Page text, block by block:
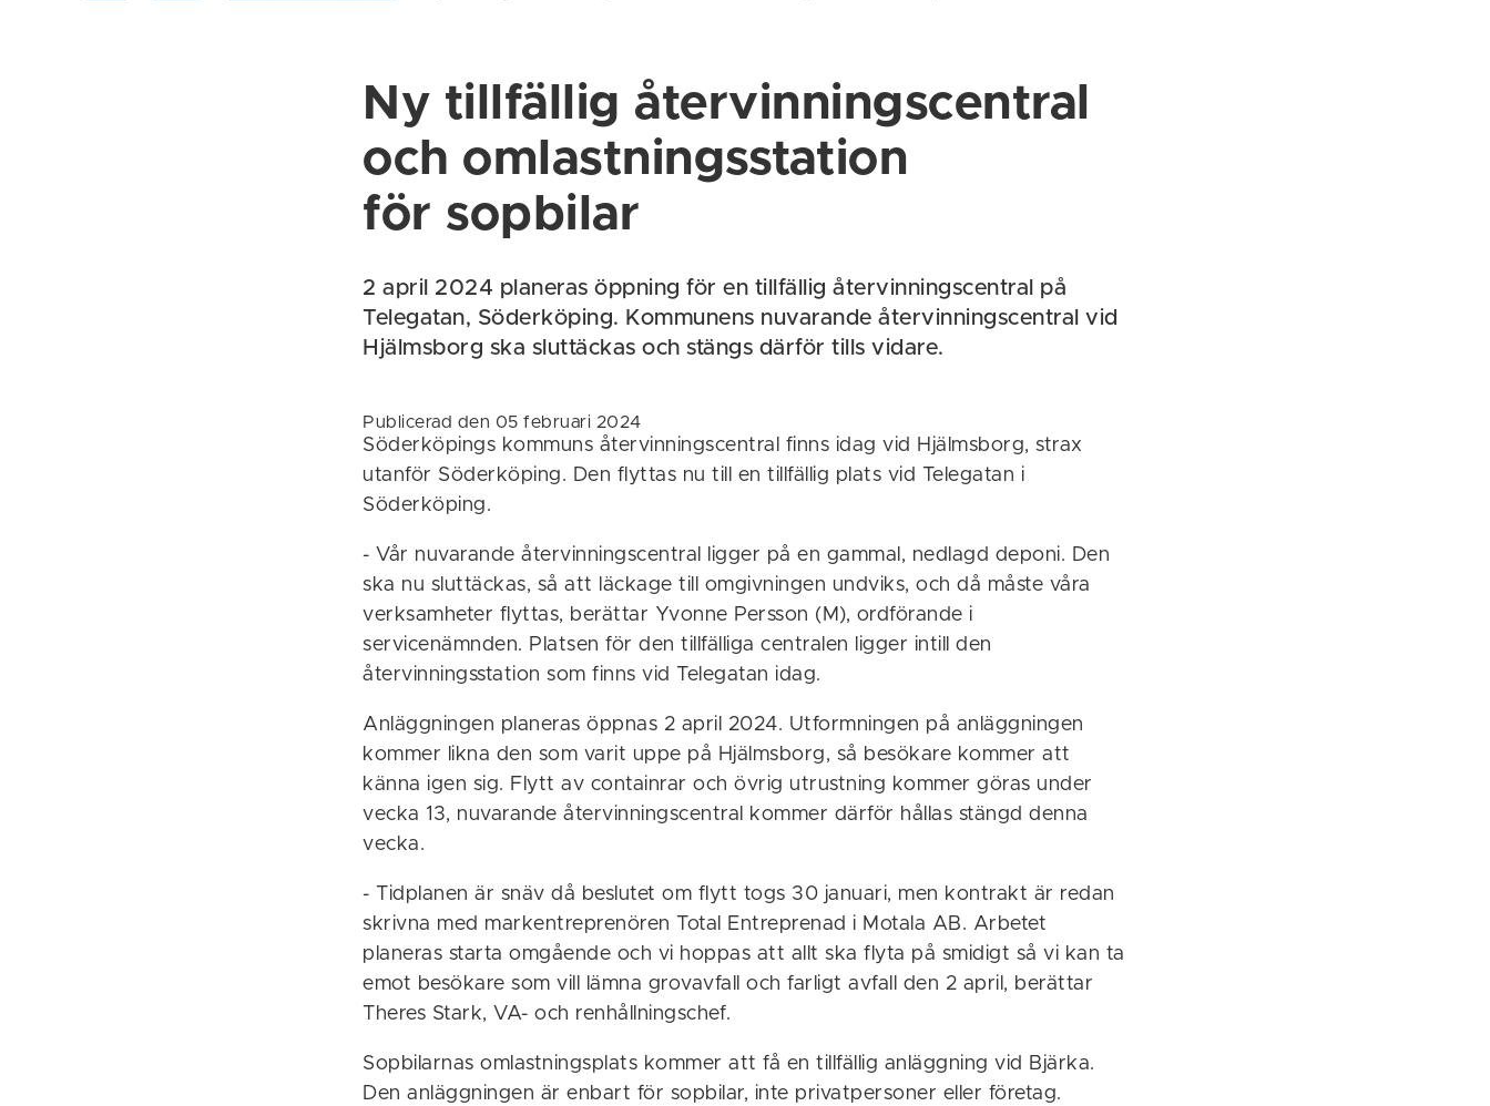
Ny tillfällig återvinningscentral
och omlastningsstation
för sopbilar
2 april 2024 planeras öppning för en tillfällig återvinningscentral på
Telegatan, Söderköping. Kommunens nuvarande återvinningscentral vid
Hjälmsborg ska sluttäckas och stängs därför tills vidare.
Publicerad den 05 februari 2024
Söderköpings kommuns återvinningscentral finns idag vid Hjälmsborg, strax
utanför Söderköping. Den flyttas nu till en tillfällig plats vid Telegatan i
Söderköping.
- Vår nuvarande återvinningscentral ligger på en gammal, nedlagd deponi. Den
ska nu sluttäckas, så att läckage till omgivningen undviks, och då måste våra
verksamheter flyttas, berättar Yvonne Persson (M), ordförande i
servicenämnden. Platsen för den tillfälliga centralen ligger intill den
återvinningsstation som finns vid Telegatan idag.
Anläggningen planeras öppnas 2 april 2024. Utformningen på anläggningen
kommer likna den som varit uppe på Hjälmsborg, så besökare kommer att
känna igen sig. Flytt av containrar och övrig utrustning kommer göras under
vecka 13, nuvarande återvinningscentral kommer därför hållas stängd denna
vecka.
- Tidplanen är snäv då beslutet om flytt togs 30 januari, men kontrakt är redan
skrivna med markentreprenören Total Entreprenad i Motala AB. Arbetet
planeras starta omgående och vi hoppas att allt ska flyta på smidigt så vi kan ta
emot besökare som vill lämna grovavfall och farligt avfall den 2 april, berättar
Theres Stark, VA- och renhållningschef.
Sopbilarnas omlastningsplats kommer att få en tillfällig anläggning vid Bjärka.
Den anläggningen är enbart för sopbilar, inte privatpersoner eller företag.